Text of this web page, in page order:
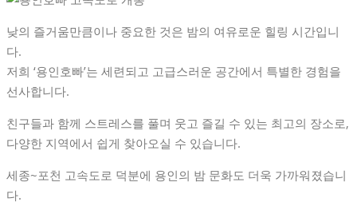
낮의 즐거움만큼이나 중요한 것은 밤의 여유로운 힐링 시간입니
다.
저희 ‘용인호빠’는 세련되고 고급스러운 공간에서 특별한 경험을
선사합니다.
친구들과 함께 스트레스를 풀며 웃고 즐길 수 있는 최고의 장소로,
다양한 지역에서 쉽게 찾아오실 수 있습니다.
세종~포천 고속도로 덕분에 용인의 밤 문화도 더욱 가까워졌습니
다.